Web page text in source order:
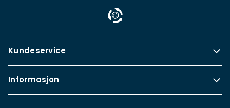
Kundeservice
Informasjon